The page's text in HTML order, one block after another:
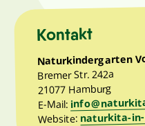
Über uns
Kindergärten
Angebote
Kontakt
Naturkindergarten
Bremer Str. 242a
21077 Hamburg
E-Mail:
Website: naturkita-